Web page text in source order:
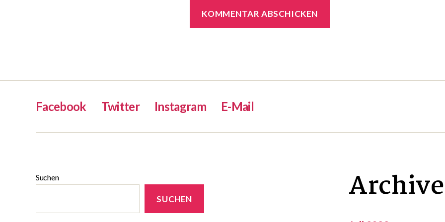
Facebook Twitter Instagram E-Mail
Suchen
SUCHEN